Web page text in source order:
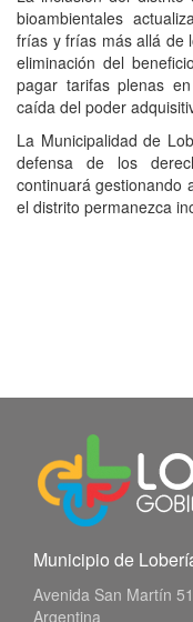
bioambientales
frías y frías más allá de
eliminación del
pagar tarifas plenas
caída del poder
La Municipalidad de
defensa de los
continuará gestionando
el distrito permanezca
Municipio de
Avenida San Martín
Argentina